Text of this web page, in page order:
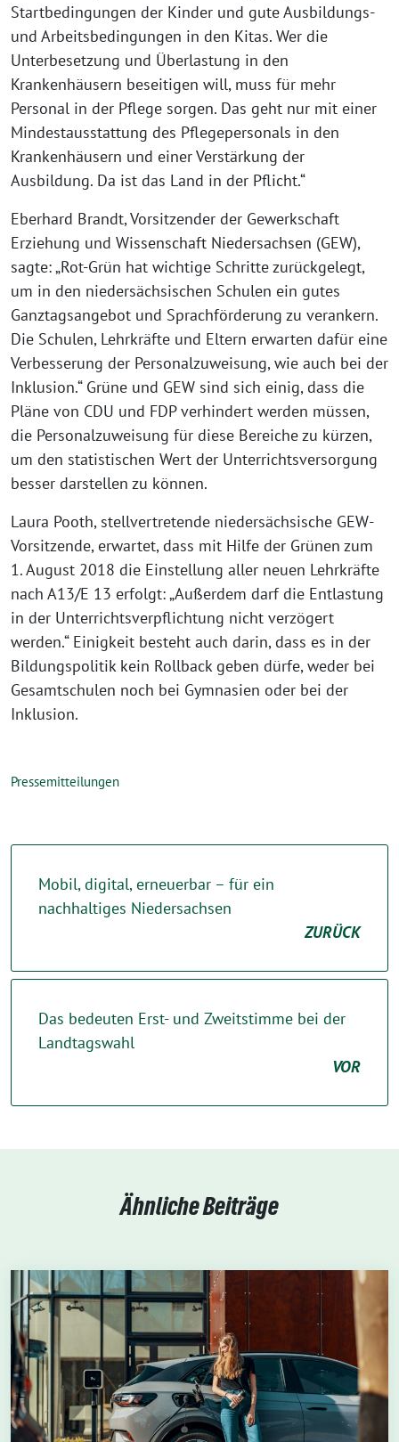
Startbedingungen der Kinder und gute Ausbildungs-
und Arbeitsbedingungen in den Kitas. Wer die
Unterbesetzung und Überlastung in den
Krankenhäusern beseitigen will, muss für mehr
Personal in der Pflege sorgen. Das geht nur mit einer
Mindestausstattung des Pflegepersonals in den
Krankenhäusern und einer Verstärkung der
Ausbildung. Da ist das Land in der Pflicht.“
Eberhard Brandt, Vorsitzender der Gewerkschaft
Erziehung und Wissenschaft Niedersachsen (GEW),
sagte: „Rot-Grün hat wichtige Schritte zurückgelegt,
um in den niedersächsischen Schulen ein gutes
Ganztagsangebot und Sprachförderung zu verankern.
Die Schulen, Lehrkräfte und Eltern erwarten dafür eine
Verbesserung der Personalzuweisung, wie auch bei der
Inklusion.“ Grüne und GEW sind sich einig, dass die
Pläne von CDU und FDP verhindert werden müssen,
die Personalzuweisung für diese Bereiche zu kürzen,
um den statistischen Wert der Unterrichtsversorgung
besser darstellen zu können.
Laura Pooth, stellvertretende niedersächsische GEW-
Vorsitzende, erwartet, dass mit Hilfe der Grünen zum
1. August 2018 die Einstellung aller neuen Lehrkräfte
nach A13/E 13 erfolgt: „Außerdem darf die Entlastung
in der Unterrichtsverpflichtung nicht verzögert
werden.“ Einigkeit besteht auch darin, dass es in der
Bildungspolitik kein Rollback geben dürfe, weder bei
Gesamtschulen noch bei Gymnasien oder bei der
Inklusion.
Pressemitteilungen
Mobil, digital, erneuerbar – für ein
nachhaltiges Niedersachsen
ZURÜCK
Das bedeuten Erst- und Zweitstimme bei der
Landtagswahl
VOR
Ähnliche Beiträge